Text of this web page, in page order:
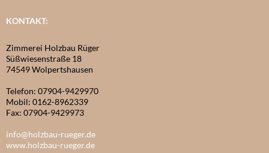
KONTAKT:
Zimmerei Holzbau Rüger
Süßwiesenstraße 18
74549 Wolpertshausen
Telefon: 07904-9429970
Mobil: 0162-8962339
Fax: 07904-9429973
info@holzbau-rueger.de
www.holzbau-rueger.de